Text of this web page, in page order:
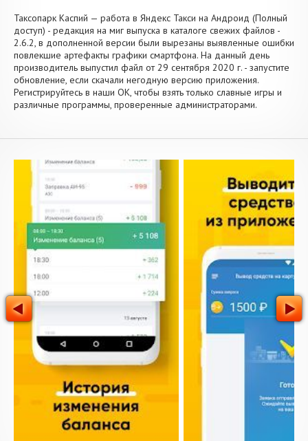
Таксопарк Каспий — работа в Яндекс Такси на Андроид (Полный
доступ) - редакция на миг выпуска в каталоге свежих файлов -
2.6.2, в дополненной версии были вырезаны выявленные ошибки
повлекшие артефакты графики смартфона. На данный день
производитель выпустил файл от 29 сентября 2020 г. - запустите
обновление, если скачали негодную версию приложения.
Регистрируйтесь в наши OK, чтобы взять только славные игры и
различные программы, проверенные администраторами.